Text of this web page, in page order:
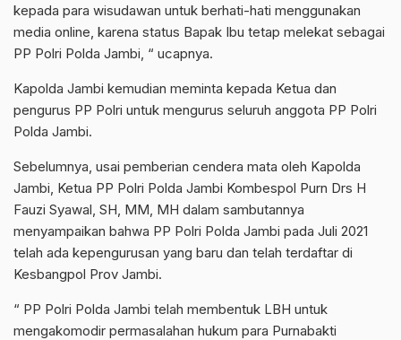
kepada para wisudawan untuk berhati-hati menggunakan
media online, karena status Bapak Ibu tetap melekat sebagai
PP Polri Polda Jambi, “ ucapnya.
Kapolda Jambi kemudian meminta kepada Ketua dan
pengurus PP Polri untuk mengurus seluruh anggota PP Polri
Polda Jambi.
Sebelumnya, usai pemberian cendera mata oleh Kapolda
Jambi, Ketua PP Polri Polda Jambi Kombespol Purn Drs H
Fauzi Syawal, SH, MM, MH dalam sambutannya
menyampaikan bahwa PP Polri Polda Jambi pada Juli 2021
telah ada kepengurusan yang baru dan telah terdaftar di
Kesbangpol Prov Jambi.
“ PP Polri Polda Jambi telah membentuk LBH untuk
mengakomodir permasalahan hukum para Purnabakti